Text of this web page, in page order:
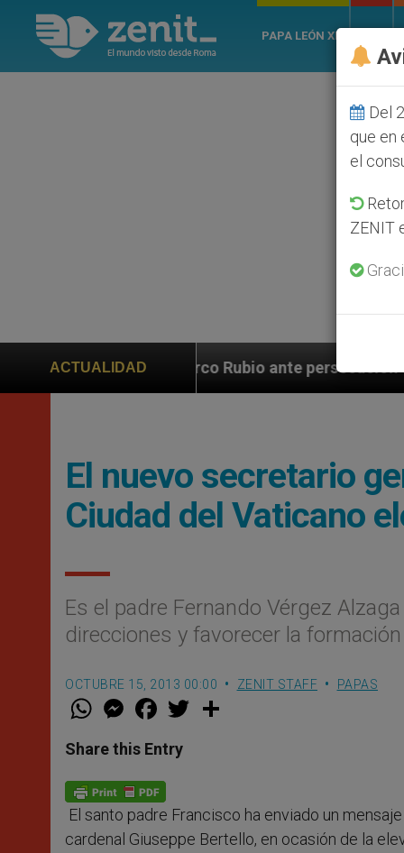
PAPA LEÓN XIV
ACTUALIDAD
Rubio ante persecución de colonos judíos que
El nuevo secretario
Ciudad del Vaticano
Es el padre Fernando Vérgez
direcciones y favorecer la
OCTUBRE 15, 2013 00:00 ZENIT STAFF PAPAS
W
t
s
p
p
M
e
s
e
g
e
r
F
a
e
b
o
k
w
Share this Entry
El santo padre Francisco ha enviado un
cardenal Giuseppe Bertello, en ocasión de la
Del
que en
el
ZENIT